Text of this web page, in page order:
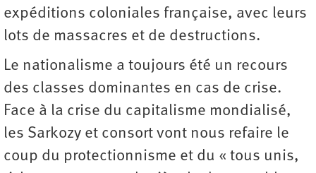
expéditions coloniales française, avec leurs
lots de massacres et de destructions.
Le nationalisme a toujours été un recours
des classes dominantes en cas de crise.
Face à la crise du capitalisme mondialisé,
les Sarkozy et consort vont nous refaire le
coup du protectionnisme et du « tous unis,